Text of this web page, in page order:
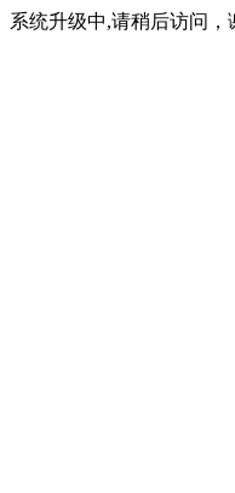
系统升级中,请稍后访问